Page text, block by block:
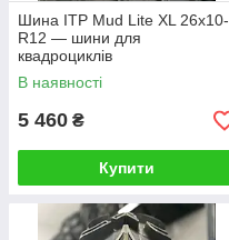
Шина ITP Mud Lite XL 26x10-
R12 — шини для
квадроциклів
В наявності
5 460 ₴
Купити